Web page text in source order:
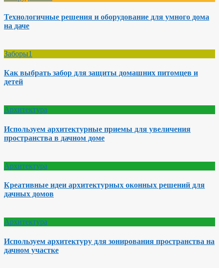
Технологичные решения и оборудование для умного дома
на даче
Заборы1
Как выбрать забор для защиты домашних питомцев и
детей
Архитектура
Используем архитектурные приемы для увеличения
пространства в дачном доме
Архитектура
Креативные идеи архитектурных оконных решений для
дачных домов
Архитектура
Используем архитектуру для зонирования пространства на
дачном участке